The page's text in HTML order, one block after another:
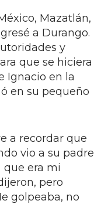
Mazatlán,
a Durango.
y
que se hiciera
Ignacio en la
en su pequeño
a recordar que
vio a su padre
que era mi
pero
golpeaba, no